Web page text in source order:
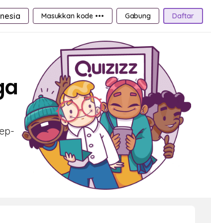
Masukkan kode ••• Gabung Daftar